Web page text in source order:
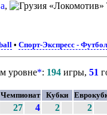
, «Локомотив»
• Спорт-Экспресс - Футбол
уровне*: 194игры, 51
Чемпионат Кубки
27 4 2
2